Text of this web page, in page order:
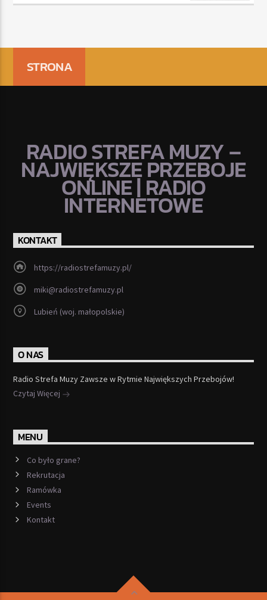
STRONA
RADIO STREFA MUZY –
NAJWIĘKSZE PRZEBOJE
ONLINE | RADIO
INTERNETOWE
KONTAKT
https://radiostrefamuzy.pl/
miki@radiostrefamuzy.pl
Lubień (woj. małopolskie)
O NAS
Radio Strefa Muzy Zawsze w Rytmie Największych Przebojów!
Czytaj Więcej
MENU
Co było grane?
Rekrutacja
Ramówka
Events
Kontakt